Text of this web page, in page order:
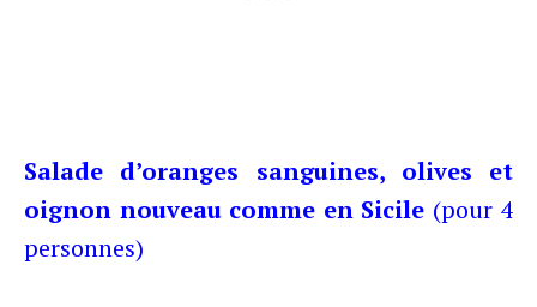
Salade d’oranges sanguines, olives et
oignon nouveau comme en Sicile (pour 4
personnes)